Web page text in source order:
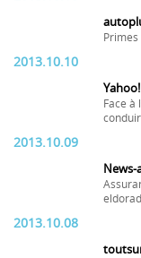
2013.10.10
Face
2013.10.09
News-
2013.10.08